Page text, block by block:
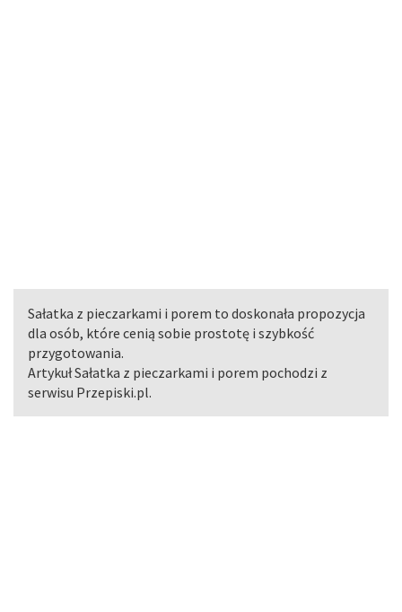
Sałatka z pieczarkami i porem to doskonała propozycja
dla osób, które cenią sobie prostotę i szybkość
przygotowania.
Artykuł Sałatka z pieczarkami i porem pochodzi z
serwisu Przepiski.pl.